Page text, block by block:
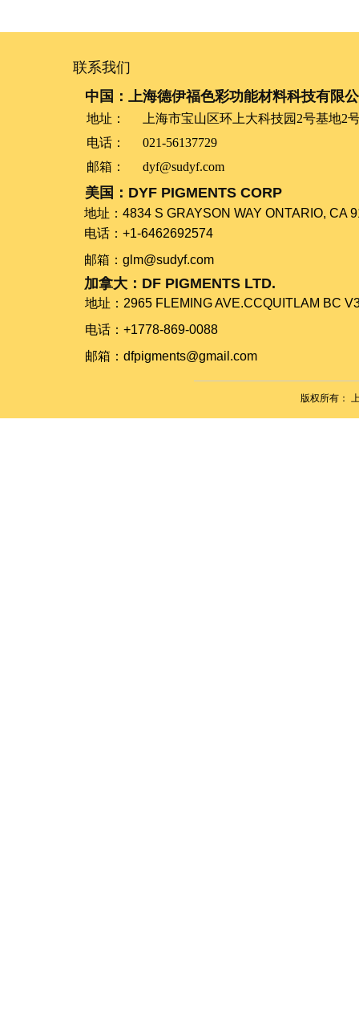
版权所有：
地址：
上海市宝山区环上大科技园2号基地2
电话：
021-56137729
邮箱：
dyf@sudyf.com
联系我们
中国：上海德伊福色彩功能材料科技有限
美国：DYF PIGMENTS CORP
地址：​​​​​​​4834 S GRAYSON WAY ONTARIO, CA
电话：+1-6462692574
​​​​​​​邮箱：glm@sudyf.com
加拿大：DF PIGMENTS LTD.
地址：​​​​​​​2965 FLEMING AVE.CCQUITLAM BC
电话：+1778-869-0088
​​​​​​​邮箱：dfpigments@gmail.com